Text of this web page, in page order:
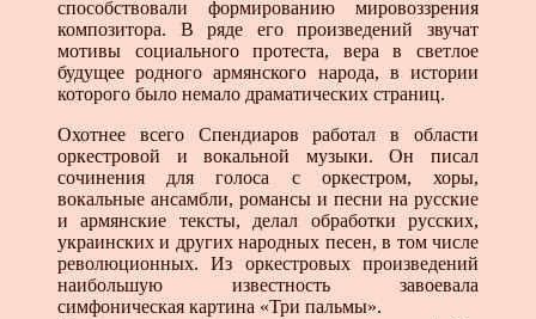
способствовали формированию мировоззрения
композитора. В ряде его произведений звучат
мотивы социального протеста, вера в светлое
будущее родного армянского народа, в истории
которого было немало драматических страниц.
Охотнее всего Спендиаров работал в области
оркестровой и вокальной музыки. Он писал
сочинения для голоса с оркестром, хоры,
вокальные ансамбли, романсы и песни на русские
и армянские тексты, делал обработки русских,
украинских и других народных песен, в том числе
революционных. Из оркестровых произведений
наибольшую известность завоевала
симфоническая картина «Три пальмы».